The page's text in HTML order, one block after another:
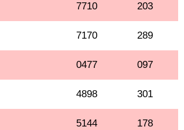
7710 203
7170 289
0477 097
4898 301
5144 178